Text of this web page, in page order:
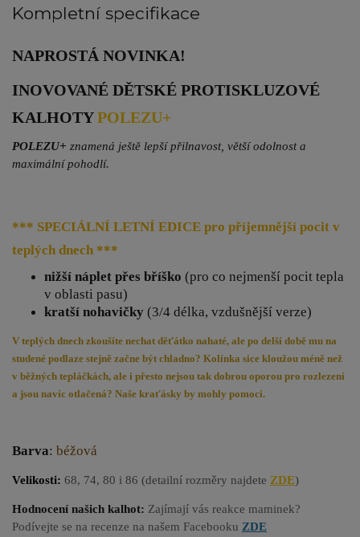
Kompletní specifikace
NAPROSTÁ NOVINKA!
INOVOVANÉ DĚTSKÉ PROTISKLUZOVÉ
KALHOTYPOLEZU+
POLEZU+ znamená ještě lepší přilnavost, větší odolnost a
maximální pohodlí.
*** SPECIÁLNÍ LETNÍ EDICE pro příjemnější pocit v
teplých dnech ***
nižší náplet přes bříško (pro co nejmenší pocit tepla
v oblasti pasu)
kratší nohavičky (3/4 délka, vzdušnější verze)
V teplých dnech zkoušíte nechat děťátko nahaté, ale po delší době mu na
studené podlaze stejně začne být chladno? Kolínka sice kloužou méně než
v běžných tepláčkách, ale i přesto nejsou tak dobrou oporou pro rozlezení
a jsou navíc otlačená? Naše kraťásky by mohly pomoci.
Barva: béžová
Velikosti: 68, 74, 80 i 86 (detailní rozměry najdete ZDE)
Hodnocení našich kalhot: Zajímají vás reakce maminek?
Podívejte se na recenze na našem Facebooku ZDE